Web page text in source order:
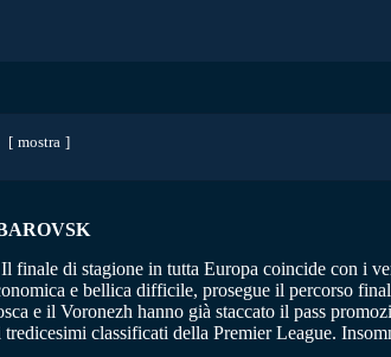
mostra
finale di stagione in tutta Europa coincide con i
e bellica difficile, prosegue il percorso
e il Voronezh hanno già staccato il pass
classificati della Premier League.